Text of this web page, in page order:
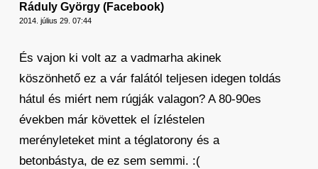
Ráduly György (Facebook)
2014. július 29. 07:44
És vajon ki volt az a vadmarha akinek
köszönhető ez a vár falától teljesen idegen toldás
hátul és miért nem rúgják valagon? A 80-90es
években már követtek el ízléstelen
merényleteket mint a téglatorony és a
betonbástya, de ez sem semmi. :(